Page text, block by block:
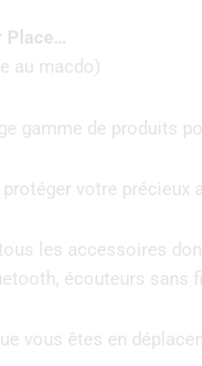
Place…
au macdo)
gamme de produits
votre
les accessoires
écouteurs sans
vous êtes en